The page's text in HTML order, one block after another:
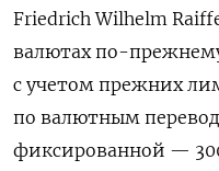
Friedrich Wilhelm
валютах по-
с учетом прежних
по валютным
фиксированной —